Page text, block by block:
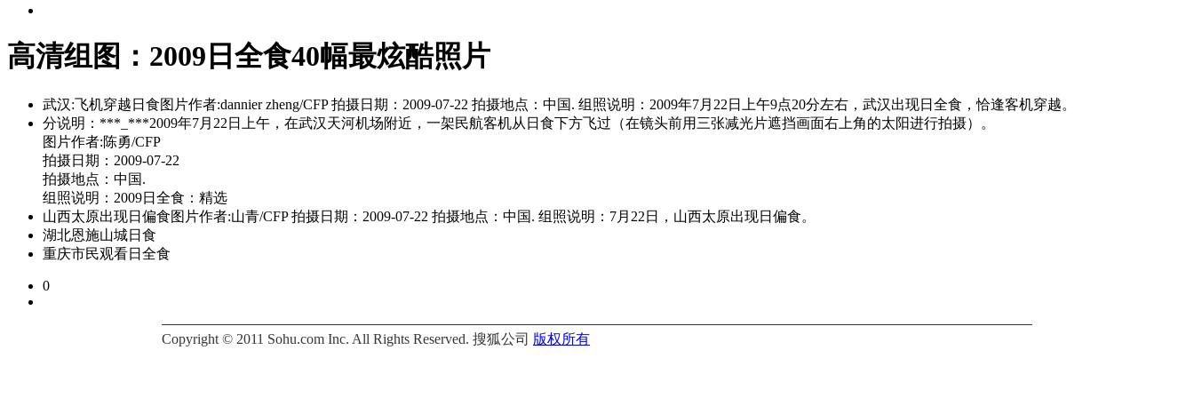
高清组图：2009日全食40幅最炫酷照片
武汉:飞机穿越日食图片作者:dannier zheng/CFP 拍摄日期：2009-07-22 拍摄地点：中国. 组照说明：2009年7月22日上午9点20分左右，武汉出现日全食，恰逢客机穿越。
分说明：***_***2009年7月22日上午，在武汉天河机场附近，一架民航客机从日食下方飞过（在镜头前用三张减光片遮挡画面右上角的太阳进行拍摄）。
图片作者:陈勇/CFP
拍摄日期：2009-07-22
拍摄地点：中国.
组照说明：2009日全食：精选
山西太原出现日偏食图片作者:山青/CFP 拍摄日期：2009-07-22 拍摄地点：中国. 组照说明：7月22日，山西太原出现日偏食。
湖北恩施山城日食
重庆市民观看日全食
0
Copyright © 2011 Sohu.com Inc. All Rights Reserved. 搜狐公司 版权所有